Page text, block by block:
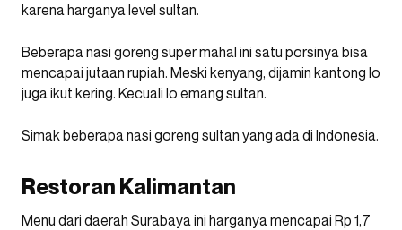
karena harganya level sultan.
Beberapa nasi goreng super mahal ini satu porsinya bisa
mencapai jutaan rupiah. Meski kenyang, dijamin kantong lo
juga ikut kering. Kecuali lo emang sultan.
Simak beberapa nasi goreng sultan yang ada di Indonesia.
Restoran Kalimantan
Menu dari daerah Surabaya ini harganya mencapai Rp 1,7